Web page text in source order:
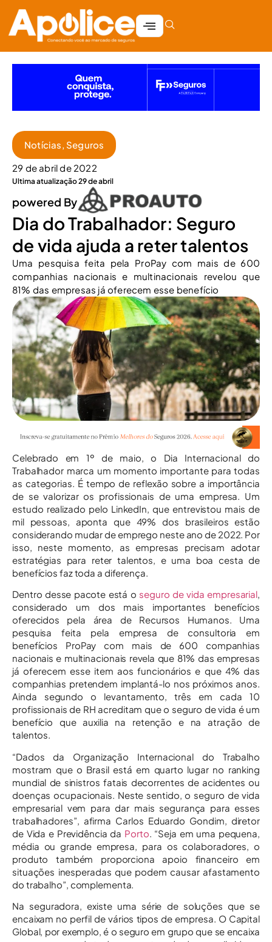
Notícias, Seguros
29 de abril de 2022
Ultima atualização 29 de abril
powered By
Dia do Trabalhador: Seguro
de vida ajuda a reter talentos
Uma pesquisa feita pela ProPay com mais de 600
companhias nacionais e multinacionais revelou que
81% das empresas já oferecem esse benefício
Celebrado em 1º de maio, o Dia Internacional do
Trabalhador marca um momento importante para todas
as categorias. É tempo de reflexão sobre a importância
de se valorizar os profissionais de uma empresa. Um
estudo realizado pelo LinkedIn, que entrevistou mais de
mil pessoas, aponta que 49% dos brasileiros estão
considerando mudar de emprego neste ano de 2022. Por
isso, neste momento, as empresas precisam adotar
estratégias para reter talentos, e uma boa cesta de
benefícios faz toda a diferença.
Dentro desse pacote está o seguro de vida empresarial,
considerado um dos mais importantes benefícios
oferecidos pela área de Recursos Humanos. Uma
pesquisa feita pela empresa de consultoria em
benefícios ProPay com mais de 600 companhias
nacionais e multinacionais revela que 81% das empresas
já oferecem esse item aos funcionários e que 4% das
companhias pretendem implantá-lo nos próximos anos.
Ainda segundo o levantamento, três em cada 10
profissionais de RH acreditam que o seguro de vida é um
benefício que auxilia na retenção e na atração de
talentos.
“Dados da Organização Internacional do Trabalho
mostram que o Brasil está em quarto lugar no ranking
mundial de sinistros fatais decorrentes de acidentes ou
doenças ocupacionais. Neste sentido, o seguro de vida
empresarial vem para dar mais segurança para esses
trabalhadores”, afirma Carlos Eduardo Gondim, diretor
de Vida e Previdência da Porto . “Seja em uma pequena,
média ou grande empresa, para os colaboradores, o
produto também proporciona apoio financeiro em
situações inesperadas que podem causar afastamento
do trabalho”, complementa.
Na seguradora, existe uma série de soluções que se
encaixam no perfil de vários tipos de empresa. O Capital
Global, por exemplo, é o seguro em grupo que se encaixa